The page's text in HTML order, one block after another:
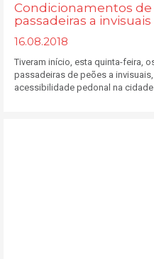
Condicionamentos
passadeiras a invisuais
16.08.2018
Tiveram início, esta quinta-feira,
passadeiras de peões a
acessibilidade pedonal na cidade